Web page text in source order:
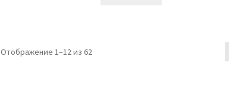
Отображение 1–12 из 62